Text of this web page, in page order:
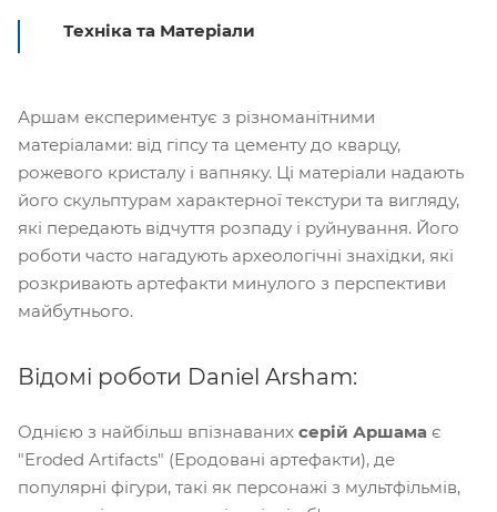
Техніка та Матеріали
Аршам експериментує з різноманітними
матеріалами: від гіпсу та цементу до кварцу,
рожевого кристалу і вапняку. Ці матеріали надають
його скульптурам характерної текстури та вигляду,
які передають відчуття розпаду і руйнування. Його
роботи часто нагадують археологічні знахідки, які
розкривають артефакти минулого з перспективи
майбутнього.
Відомі роботи Daniel Arsham:
Однією з найбільш впізнаваних серій Аршама є
"Eroded Artifacts" (Еродовані артефакти), де
популярні фігури, такі як персонажі з мультфільмів,